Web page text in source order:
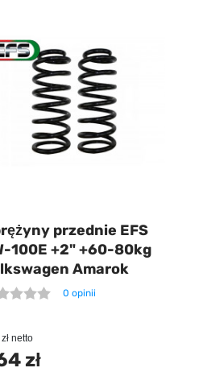
przednie EFS
100E +2" +60-80kg
Amarok
0 opinii
netto
zł